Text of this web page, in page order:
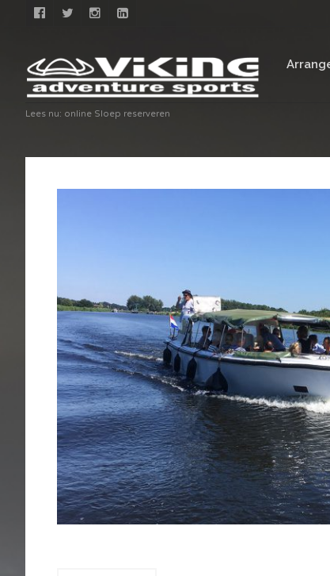
Lees nu: online Sloep reserveren